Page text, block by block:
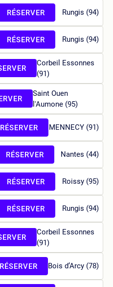
Rungis (94)
RÉSERVER
Rungis (94)
RÉSERVER
Corbeil Essonnes
(91)
Saint Ouen
l'Aumone (95)
MENNECY (91)
RÉSERVER
Nantes (44)
RÉSERVER
Roissy (95)
RÉSERVER
Rungis (94)
RÉSERVER
Corbeil Essonnes
(91)
Bois d’Arcy (78)
RÉSERVER